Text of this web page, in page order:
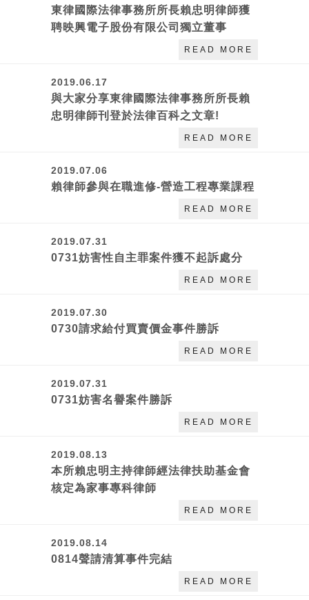
東律國際法律事務所所長賴忠明律師獲
聘映興電子股份有限公司獨立董事
READ MORE
2019.06.17
與大家分享東律國際法律事務所所長賴
忠明律師刊登於法律百科之文章!
READ MORE
2019.07.06
賴律師參與在職進修-營造工程專業課程
READ MORE
2019.07.31
0731妨害性自主罪案件獲不起訴處分
READ MORE
2019.07.30
0730請求給付買賣價金事件勝訴
READ MORE
2019.07.31
0731妨害名譽案件勝訴
READ MORE
2019.08.13
本所賴忠明主持律師經法律扶助基金會
核定為家事專科律師
READ MORE
2019.08.14
0814聲請清算事件完結
READ MORE